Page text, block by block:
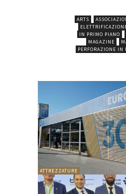
ARTS
IN PRIMO PIANO
MAGAZINE
PERFORAZIONE IN
ATTREZZATURE